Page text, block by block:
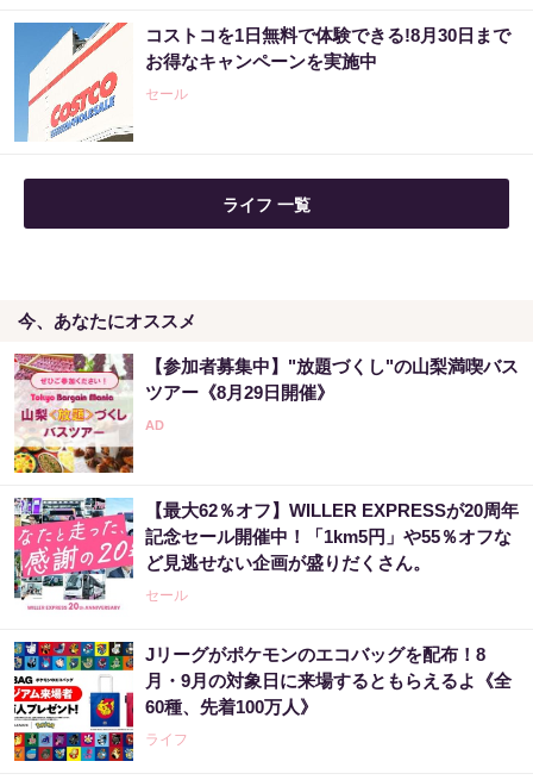
コストコを1日無料で体験できる!8月30日まで
お得なキャンペーンを実施中
セール
ライフ 一覧
今、あなたにオススメ
【参加者募集中】"放題づくし"の山梨満喫バス
ツアー《8月29日開催》
【最大62％オフ】WILLER EXPRESSが20周年
記念セール開催中！「1km5円」や55％オフな
ど見逃せない企画が盛りだくさん。
セール
Jリーグがポケモンのエコバッグを配布！8
月・9月の対象日に来場するともらえるよ《全
60種、先着100万人》
ライフ